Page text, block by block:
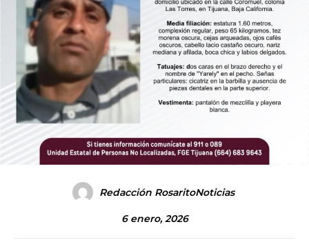
Redacción RosaritoNoticias
6 enero, 2026